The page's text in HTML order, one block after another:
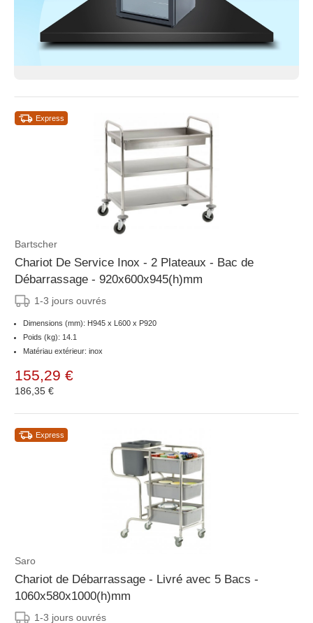
Express
Bartscher
Chariot De Service Inox - 2 Plateaux - Bac de
Débarrassage - 920x600x945(h)mm
1-3 jours ouvrés
Dimensions (mm): H945 x L600 x P920
Poids (kg): 14.1
Matériau extérieur: inox
155,29 €
186,35 €
Express
Saro
Chariot de Débarrassage - Livré avec 5 Bacs -
1060x580x1000(h)mm
1-3 jours ouvrés